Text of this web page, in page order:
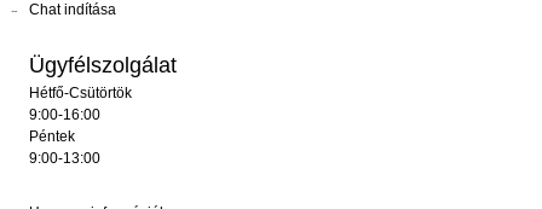
Chat indítása
Ügyfélszolgálat
Hétfő-Csütörtök
9:00-16:00
Péntek
9:00-13:00